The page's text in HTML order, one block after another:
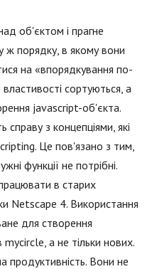
об'єктом і прагне
ж порядку, в якому вони
на «впорядкування по-
сортуються, а
jаvascript-об'єкта.
з концепціями, які
Це пов'язано з тим,
функції не потрібні.
в старих
Netscape 4. Використання
для створення
mycircle, а не тільки нових.
продуктивність. Вони не